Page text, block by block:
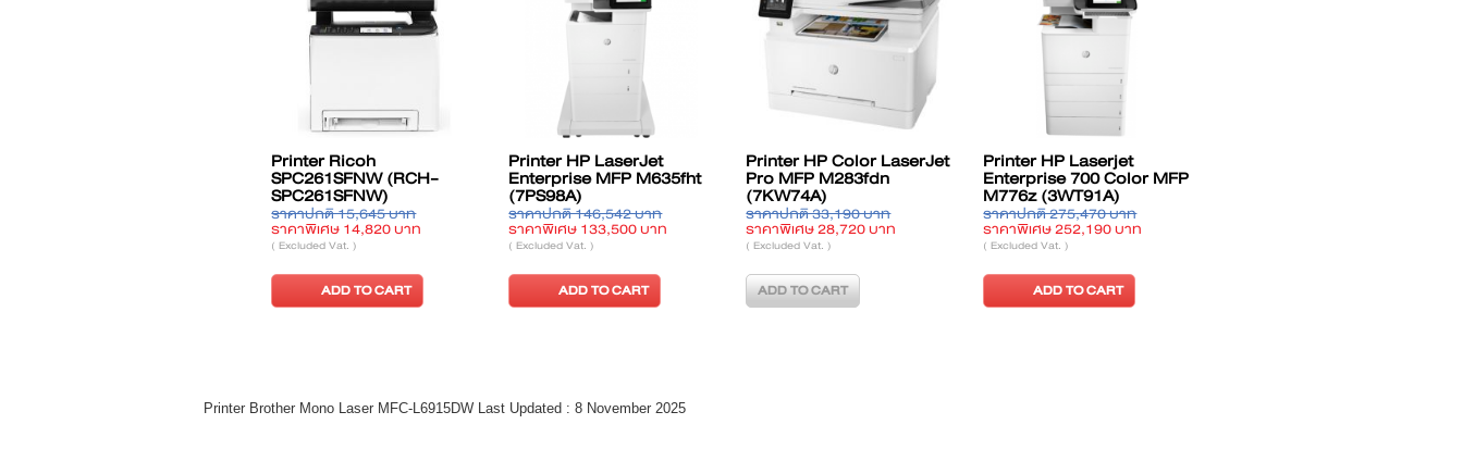
Printer HP LaserJet
Enterprise MFP M635fht
(7PS98A)
ราคาปกติ 146,542 บาท
ราคาพิเศษ 133,500 บาท
( Excluded Vat. )
ADD TO CART
Printer HP Color LaserJet
Pro MFP M283fdn
(7KW74A)
ราคาปกติ 33,190 บาท
ราคาพิเศษ 28,720 บาท
( Excluded Vat. )
ADD TO CART
Printer HP Laserjet
Enterprise 700 Color MFP
M776z (3WT91A)
ราคาปกติ 275,470 บาท
ราคาพิเศษ 252,190 บาท
( Excluded Vat. )
ADD TO CART
Printer Ricoh
SP230SFNWPLUS
(11SP230SFNW)
ราคาปกติ 9,950 บาท
ราคาพิเศษ 9,430 บาท
( Excluded Vat. )
ADD TO CART
135w (4ZB83A)
Printer Brother Mono Laser MFC-L6915DW Last Updated : 8 November 2025